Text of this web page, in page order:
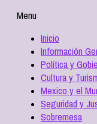
Menu
Inicio
Información
Política y
Cultura y
Mexico y el
Seguridad y
Sobremesa